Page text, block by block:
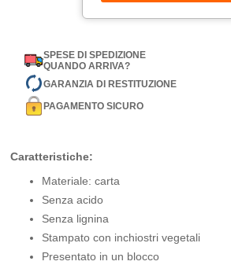
SPESE DI SPEDIZIONE
QUANDO ARRIVA?
GARANZIA DI RESTITUZIONE
PAGAMENTO SICURO
Caratteristiche:
Materiale: carta
Senza acido
Senza lignina
Stampato con inchiostri vegetali
Presentato in un blocco